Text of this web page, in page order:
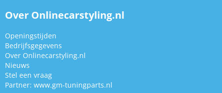
Over Onlinecarstyling.nl
Openingstijden
Bedrijfsgegevens
Over Onlinecarstyling.nl
Nieuws
Stel een vraag
Partner: www.gm-tuningparts.nl